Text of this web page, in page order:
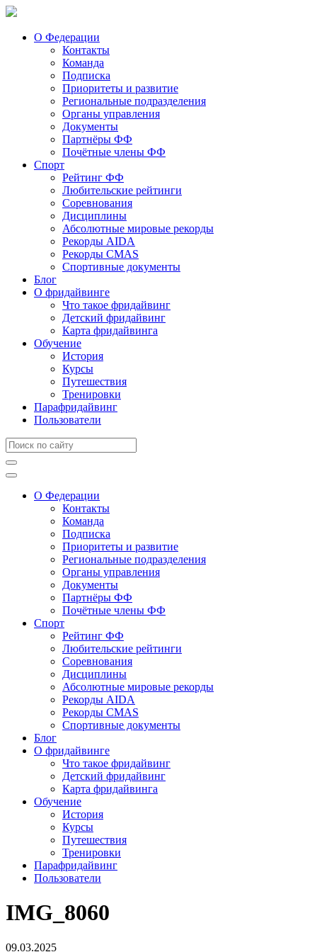
О Федерации
Контакты
Команда
Подписка
Приоритеты и развитие
Региональные подразделения
Органы управления
Документы
Партнёры ФФ
Почётные члены ФФ
Спорт
Рейтинг ФФ
Любительские рейтинги
Соревнования
Дисциплины
Абсолютные мировые рекорды
Рекорды AIDA
Рекорды CMAS
Спортивные документы
Блог
О фридайвинге
Что такое фридайвинг
Детский фридайвинг
Карта фридайвинга
Обучение
История
Курсы
Путешествия
Тренировки
Парафридайвинг
Пользователи
О Федерации
Контакты
Команда
Подписка
Приоритеты и развитие
Региональные подразделения
Органы управления
Документы
Партнёры ФФ
Почётные члены ФФ
Спорт
Рейтинг ФФ
Любительские рейтинги
Соревнования
Дисциплины
Абсолютные мировые рекорды
Рекорды AIDA
Рекорды CMAS
Спортивные документы
Блог
О фридайвинге
Что такое фридайвинг
Детский фридайвинг
Карта фридайвинга
Обучение
История
Курсы
Путешествия
Тренировки
Парафридайвинг
Пользователи
IMG_8060
09.03.2025